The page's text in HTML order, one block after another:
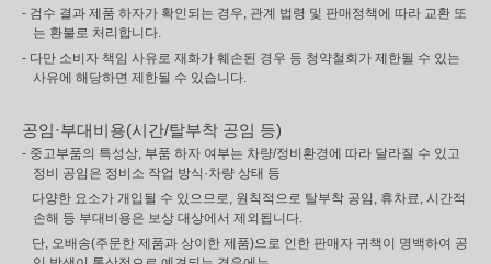
- 검수 결과 제품 하자가 확인되는 경우, 관계 법령 및 판매정책에 따라 교환 또
는 환불로 처리합니다.
- 다만 소비자 책임 사유로 재화가 훼손된 경우 등 청약철회가 제한될 수 있는
사유에 해당하면 제한될 수 있습니다.
공임·부대비용(시간/탈부착 공임 등)
- 중고부품의 특성상, 부품 하자 여부는 차량/정비환경에 따라 달라질 수 있고
정비 공임은 정비소 작업 방식·차량 상태 등
다양한 요소가 개입될 수 있으므로, 원칙적으로 탈부착 공임, 휴차료, 시간적
손해 등 부대비용은 보상 대상에서 제외됩니다.
단, 오배송(주문한 제품과 상이한 제품)으로 인한 판매자 귀책이 명백하여 공